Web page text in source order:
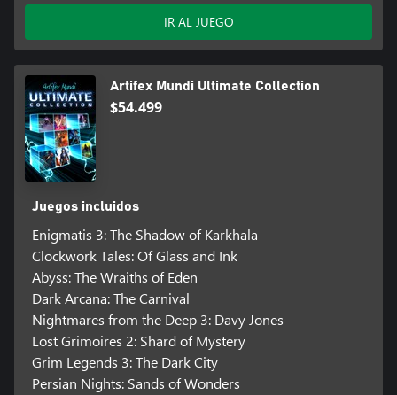
IR AL JUEGO
Artifex Mundi Ultimate Collection
$54.499
Juegos incluidos
Enigmatis 3: The Shadow of Karkhala
Clockwork Tales: Of Glass and Ink
Abyss: The Wraiths of Eden
Dark Arcana: The Carnival
Nightmares from the Deep 3: Davy Jones
Lost Grimoires 2: Shard of Mystery
Grim Legends 3: The Dark City
Persian Nights: Sands of Wonders